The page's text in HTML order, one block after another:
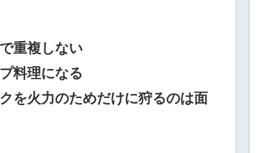
重複しない
料理になる
を火力のためだけに狩るのは面